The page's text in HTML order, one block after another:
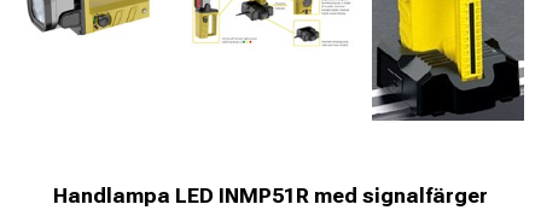
Handlampa LED INMP51R med signalfärger